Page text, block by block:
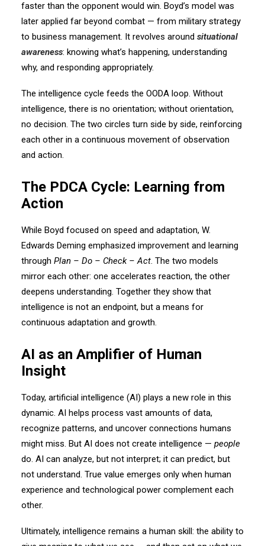
faster than the opponent would win. Boyd’s model was
later applied far beyond combat — from military strategy
to business management. It revolves around situational
awareness: knowing what’s happening, understanding
why, and responding appropriately.
The intelligence cycle feeds the OODA loop. Without
intelligence, there is no orientation; without orientation,
no decision. The two circles turn side by side, reinforcing
each other in a continuous movement of observation
and action.
The PDCA Cycle: Learning from
Action
While Boyd focused on speed and adaptation, W.
Edwards Deming emphasized improvement and learning
through Plan – Do – Check – Act. The two models
mirror each other: one accelerates reaction, the other
deepens understanding. Together they show that
intelligence is not an endpoint, but a means for
continuous adaptation and growth.
AI as an Amplifier of Human
Insight
Today, artificial intelligence (AI) plays a new role in this
dynamic. AI helps process vast amounts of data,
recognize patterns, and uncover connections humans
might miss. But AI does not create intelligence — people
do. AI can analyze, but not interpret; it can predict, but
not understand. True value emerges only when human
experience and technological power complement each
other.
Ultimately, intelligence remains a human skill: the ability to